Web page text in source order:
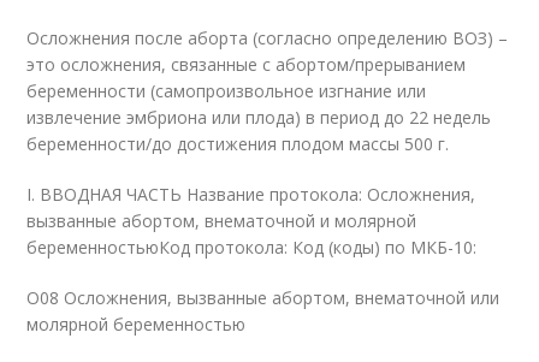
Осложнения после аборта (согласно определению ВОЗ) –
это осложнения, связанные с абортом/прерыванием
беременности (самопроизвольное изгнание или
извлечение эмбриона или плода) в период до 22 недель
беременности/до достижения плодом массы 500 г.
I. ВВОДНАЯ ЧАСТЬ Название протокола: Осложнения,
вызванные абортом, внематочной и молярной
беременностьюКод протокола: Код (коды) по МКБ-10:
O08 Осложнения, вызванные абортом, внематочной или
молярной беременностью